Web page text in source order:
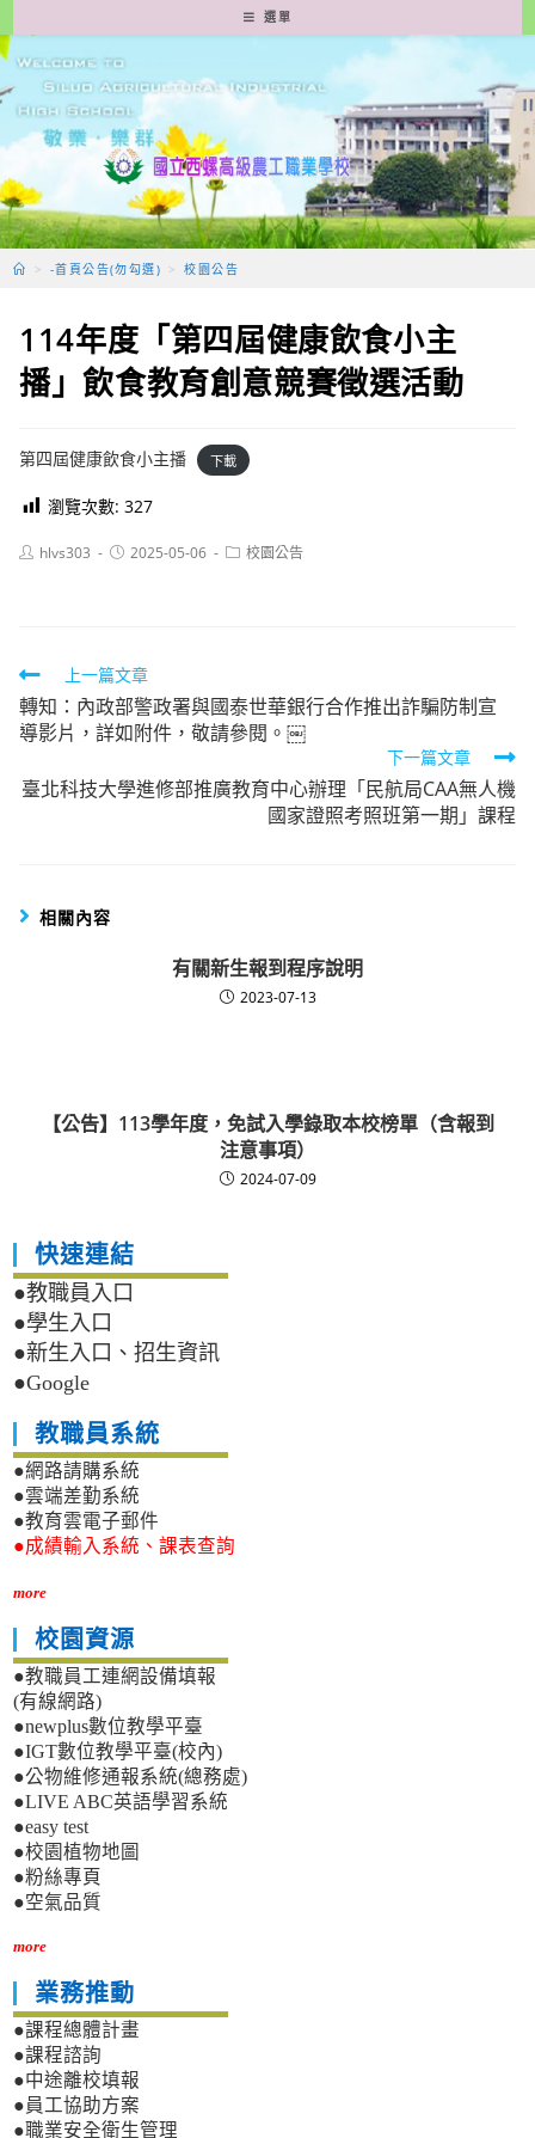
轉
至
要
容
選單
> -首頁公告(勿勾選) > 校園公告
114年度「第四屆健康飲食小主
播」飲食教育創意競賽徵選活動
第四屆健康飲食小主播 下載
瀏覽次數: 327
Posthlvs303
Post2025-05-06
Post校園公告
Read
more
articles
上一篇文章
轉知：內政部警政署與國泰世華銀行合作推出詐騙防制宣
導影片，詳如附件，敬請參閱。￼
下一篇文章
臺北科技大學進修部推廣教育中心辦理「民航局CAA無人機
國家證照考照班第一期」課程
相關內容
有關新生報到程序說明
2023-07-13
【公告】113學年度，免試入學錄取本校榜單（含報到
注意事項）
2024-07-09
快速連結
●教職員入口
●學生入口
●新生入口、招生資訊
●Google
教職員系統
●網路請購系統
●雲端差勤系統
●教育雲電子郵件
●成績輸入系統、課表查詢
more
校園資源
●教職員工連網設備填報
(有線網路)
●newplus數位教學平臺
●IGT數位教學平臺(校內)
●公物維修通報系統(總務處)
●LIVE ABC英語學習系統
●easy test
●校園植物地圖
●粉絲專頁
●空氣品質
more
業務推動
●課程總體計畫
●課程諮詢
●中途離校填報
●員工協助方案
●職業安全衛生管理